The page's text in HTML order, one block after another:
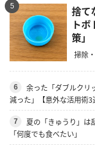
5
捨て
ト
策」
掃除
6
余った「ダブルクリ
減った」【意外な活用術3
7
夏の「きゅうり」は
「何度でも食べたい」